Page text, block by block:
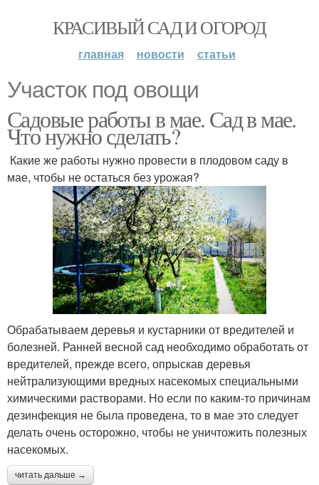
КРАСИВЫЙ САД И ОГОРОД
главная новости статьи
Участок под овощи
Садовые работы в мае. Сад в мае.
Что нужно сделать?
Какие же работы нужно провести в плодовом саду в
мае, чтобы не остаться без урожая?
Обрабатываем деревья и кустарники от вредителей и
болезней. Ранней весной сад необходимо обработать от
вредителей, прежде всего, опрыскав деревья
нейтрализующими вредных насекомых специальными
химическими растворами. Но если по каким-то причинам
дезинфекция не была проведена, то в мае это следует
делать очень осторожно, чтобы не уничтожить полезных
насекомых.
читать дальше →